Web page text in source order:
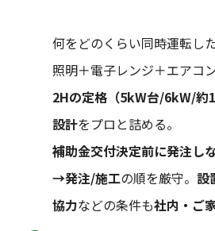
何をどのくらい同時運転し
照明＋電子レンジ＋エアコ
2Hの定格（5kW台/6kW/約
設計をプロと詰める。
補助金交付決定前に発注しな
→発注/施工の順を厳守。 設
協力などの条件も社内・ご